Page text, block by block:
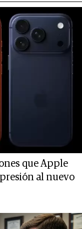
que Apple
al nuevo